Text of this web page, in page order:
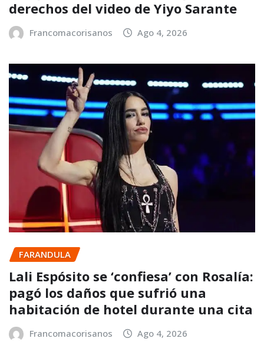
derechos del video de Yiyo Sarante
Francomacorisanos Ago 4, 2026
FARANDULA
Lali Espósito se ‘confiesa’ con Rosalía:
pagó los daños que sufrió una
habitación de hotel durante una cita
Francomacorisanos Ago 4, 2026